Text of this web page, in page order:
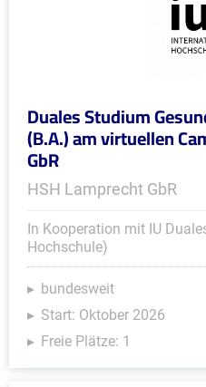
Duales Studium
(B.A.) am virtuellen
GbR
HSH Lamprecht GbR
In Kooperation mit IU
Hochschule)
bundesweit
Start: Oktober 2026
Freie Plätze: 1